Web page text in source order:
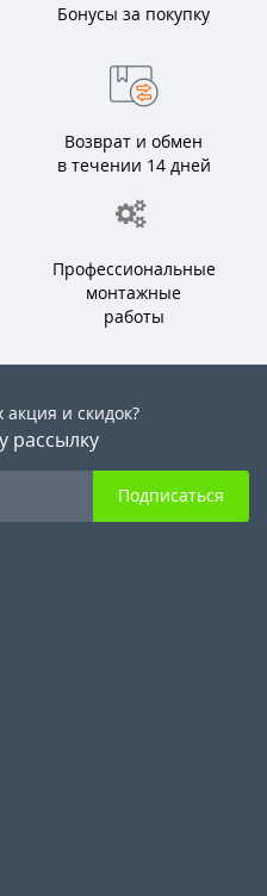
Бонусы за покупку
Возврат и обмен
в течении 14 дней
Профессиональные
монтажные
работы
акция и скидок?
рассылку
Подписаться